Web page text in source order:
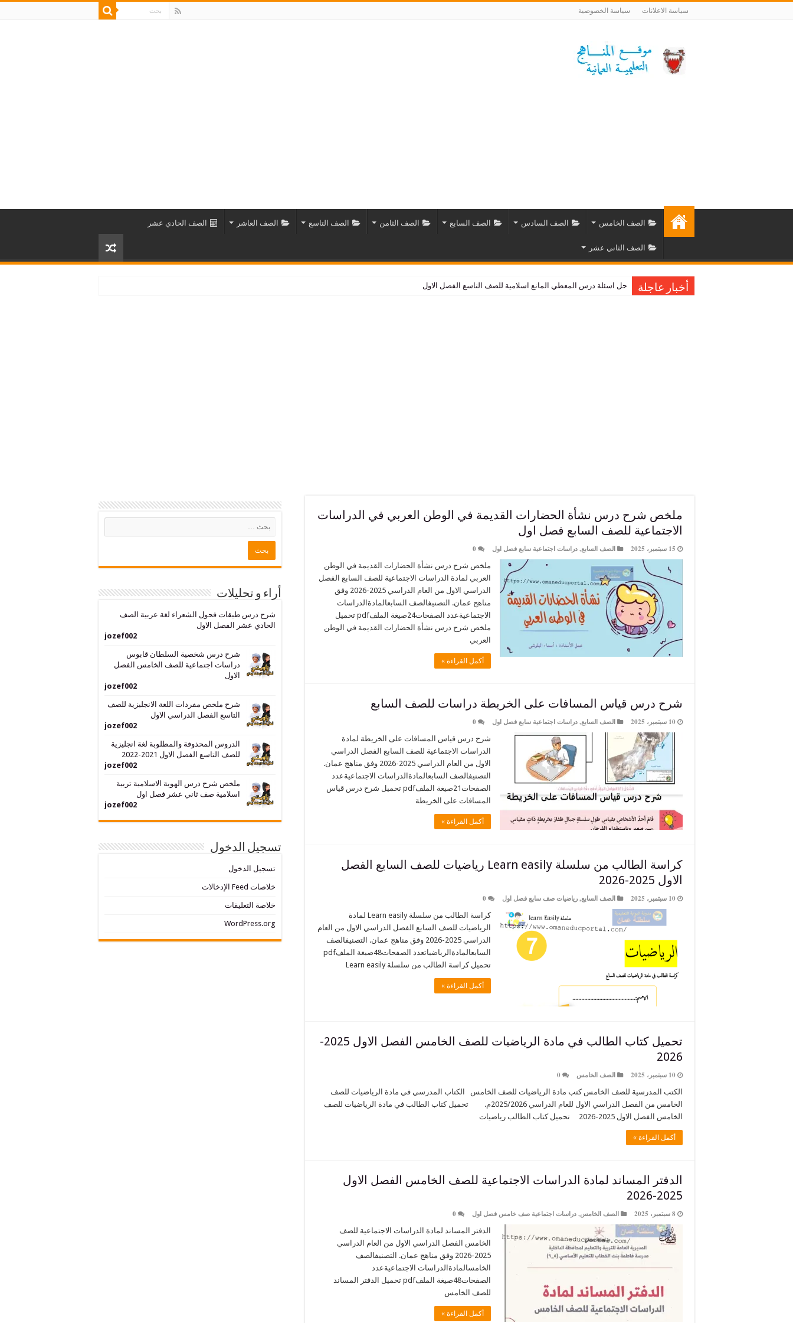
سياسة الاعلانات سياسة الخصوصية
الصف الخامس الصف السادس الصف السابع الصف الثامن الصف التاسع الصف العاشر الصف الحادي عشر
الصف الثاني عشر
أخبار عاجلة حل اسئلة درس المعطي المانع اسلامية للصف التاسع الفصل الاول
ملخص شرح درس نشأة الحضارات القديمة في الوطن العربي في الدراسات
الاجتماعية للصف السابع فصل اول
15 سبتمبر، 2025 الصف السابع,دراسات اجتماعية سابع فصل اول 0
ملخص شرح درس نشأة الحضارات القديمة في الوطن
العربي لمادة الدراسات الاجتماعية للصف السابع الفصل
الدراسي الاول من العام الدراسي 2025-2026 وفق
مناهج عمان. التصنيفالصف السابعالمادةالدراسات
الاجتماعيةعدد الصفحات24صيغة الملفpdf تحميل
ملخص شرح درس نشأة الحضارات القديمة في الوطن
العربي
أكمل القراءة »
شرح درس قياس المسافات على الخريطة دراسات للصف السابع
10 سبتمبر، 2025 الصف السابع,دراسات اجتماعية سابع فصل اول 0
شرح درس قياس المسافات على الخريطة لمادة
الدراسات الاجتماعية للصف السابع الفصل الدراسي
الاول من العام الدراسي 2025-2026 وفق مناهج عمان.
التصنيفالصف السابعالمادةالدراسات الاجتماعيةعدد
الصفحات21صيغة الملفpdf تحميل شرح درس قياس
المسافات على الخريطة
أكمل القراءة »
كراسة الطالب من سلسلة Learn easily رياضيات للصف السابع الفصل
الاول 2025-2026
10 سبتمبر، 2025 الصف السابع,رياضيات صف سابع فصل اول 0
كراسة الطالب من سلسلة Learn easily لمادة
الرياضيات للصف السابع الفصل الدراسي الاول من العام
الدراسي 2025-2026 وفق مناهج عمان. التصنيفالصف
السابعالمادةالرياضياتعدد الصفحات48صيغة الملفpdf
تحميل كراسة الطالب من سلسلة Learn easily
أكمل القراءة »
تحميل كتاب الطالب في مادة الرياضيات للصف الخامس الفصل الاول 2025-
2026
10 سبتمبر، 2025 الصف الخامس 0
الكتب المدرسية للصف الخامس كتب مادة الرياضيات للصف الخامس الكتاب المدرسي في مادة الرياضيات للصف
الخامس من الفصل الدراسي الاول للعام الدراسي 2025/2026م. تحميل كتاب الطالب في مادة الرياضيات للصف
الخامس الفصل الاول 2025-2026 تحميل كتاب الطالب رياضيات
أكمل القراءة »
الدفتر المساند لمادة الدراسات الاجتماعية للصف الخامس الفصل الاول
2025-2026
8 سبتمبر، 2025 الصف الخامس,دراسات اجتماعية صف خامس فصل اول 0
الدفتر المساند لمادة الدراسات الاجتماعية للصف
الخامس الفصل الدراسي الاول من العام الدراسي
2025-2026 وفق مناهج عمان. التصنيفالصف
الخامسالمادةالدراسات الاجتماعيةعدد
الصفحات48صيغة الملفpdf تحميل الدفتر المساند
للصف الخامس
أكمل القراءة »
أراء و تحليلات
شرح درس طبقات فحول الشعراء لغة عربية الصف
الحادي عشر الفصل الاول
jozef002
شرح درس شخصية السلطان قابوس
دراسات اجتماعية للصف الخامس الفصل
الاول
jozef002
شرح ملخص مفردات اللغة الانجليزية للصف
التاسع الفصل الدراسي الاول
jozef002
الدروس المحذوفة والمطلوبة لغة انجليزية
للصف التاسع الفصل الاول 2021-2022
jozef002
ملخص شرح درس الهوية الاسلامية تربية
اسلامية صف ثاني عشر فصل اول
jozef002
تسجيل الدخول
تسجيل الدخول
خلاصات Feed الإدخالات
خلاصة التعليقات
WordPress.org